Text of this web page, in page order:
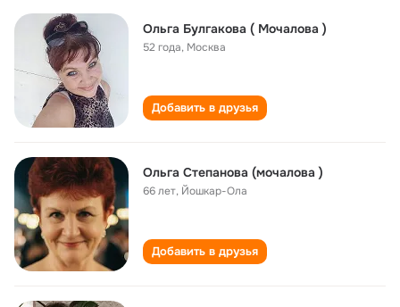
Ольга Булгакова ( Мочалова )
52 года, Москва
Добавить в друзья
Ольга Степанова (мочалова )
66 лет, Йошкар-Ола
Добавить в друзья